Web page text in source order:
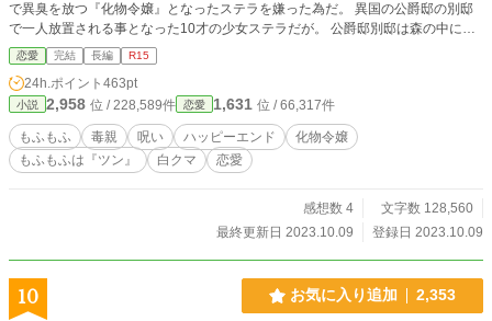
で異臭を放つ『化物令嬢』となったステラを嫌った為だ。 異国の公爵邸の別邸
で一人放置される事となった10才の少女ステラだが。 公爵邸別邸は森の中にあ
り、その森には白いモフモフがいたので。 『ツン』だけど優しい白クマさんが
いたので耐えられた。 更にある事件をきっかけに自分を取り戻した後は、ディ
ングの執事カロンと共に公爵家の仕事をこなすなどして暮らして来た。 だがス
テラが16才、王立高等学校卒業一ヶ月前にとうとう婚約解消され、ステラは公
爵邸を出て行く。 ステラを厄介払い出来たはずの公爵令息ディングはなぜかモ
ヤモヤする。 モヤモヤの理由が分からないまま、ステラが出て行った後の公爵
邸では次々と不具合が起こり始めて―― 奇跡的に出会い、優しい時を過ごして
す。 ＊色々ゆるゆるです。 ＊本作品の無断転載・AI学習への利用を禁止しま
恋愛 完結 長編 R15
24h.ポイント 463pt
小説 2,958 位 / 228,589件 恋愛 1,631 位 / 66,317件
もふもふ 毒親 呪い ハッピーエンド
化物令嬢
もふもふは『ツン』
白クマ 恋愛
感想数 4
文字数 128,560
最終更新日 2023.10.09
登録日 2023.10.09
10 お気に入り追加 2,353